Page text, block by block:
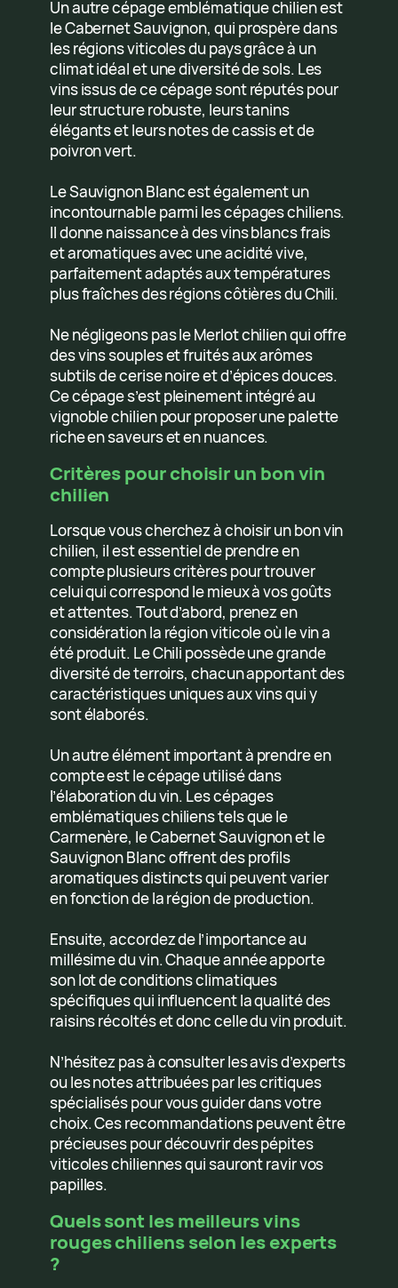
Un autre cépage emblématique chilien est
le Cabernet Sauvignon, qui prospère dans
les régions viticoles du pays grâce à un
climat idéal et une diversité de sols. Les
vins issus de ce cépage sont réputés pour
leur structure robuste, leurs tanins
élégants et leurs notes de cassis et de
poivron vert.
Le Sauvignon Blanc est également un
incontournable parmi les cépages chiliens.
Il donne naissance à des vins blancs frais
et aromatiques avec une acidité vive,
parfaitement adaptés aux températures
plus fraîches des régions côtières du Chili.
Ne négligeons pas le Merlot chilien qui offre
des vins souples et fruités aux arômes
subtils de cerise noire et d’épices douces.
Ce cépage s’est pleinement intégré au
vignoble chilien pour proposer une palette
riche en saveurs et en nuances.
Critères pour choisir un bon vin
chilien
Lorsque vous cherchez à choisir un bon vin
chilien, il est essentiel de prendre en
compte plusieurs critères pour trouver
celui qui correspond le mieux à vos goûts
et attentes. Tout d’abord, prenez en
considération la région viticole où le vin a
été produit. Le Chili possède une grande
diversité de terroirs, chacun apportant des
caractéristiques uniques aux vins qui y
sont élaborés.
Un autre élément important à prendre en
compte est le cépage utilisé dans
l’élaboration du vin. Les cépages
emblématiques chiliens tels que le
Carmenère, le Cabernet Sauvignon et le
Sauvignon Blanc offrent des profils
aromatiques distincts qui peuvent varier
en fonction de la région de production.
Ensuite, accordez de l’importance au
millésime du vin. Chaque année apporte
son lot de conditions climatiques
spécifiques qui influencent la qualité des
raisins récoltés et donc celle du vin produit.
N’hésitez pas à consulter les avis d’experts
ou les notes attribuées par les critiques
spécialisés pour vous guider dans votre
choix. Ces recommandations peuvent être
précieuses pour découvrir des pépites
viticoles chiliennes qui sauront ravir vos
papilles.
Quels sont les meilleurs vins
rouges chiliens selon les experts
?